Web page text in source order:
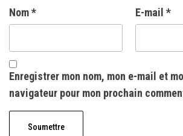
Nom* E-mail *
Enregistrer mon nom, mon e-mail et
navigateur pour mon prochain